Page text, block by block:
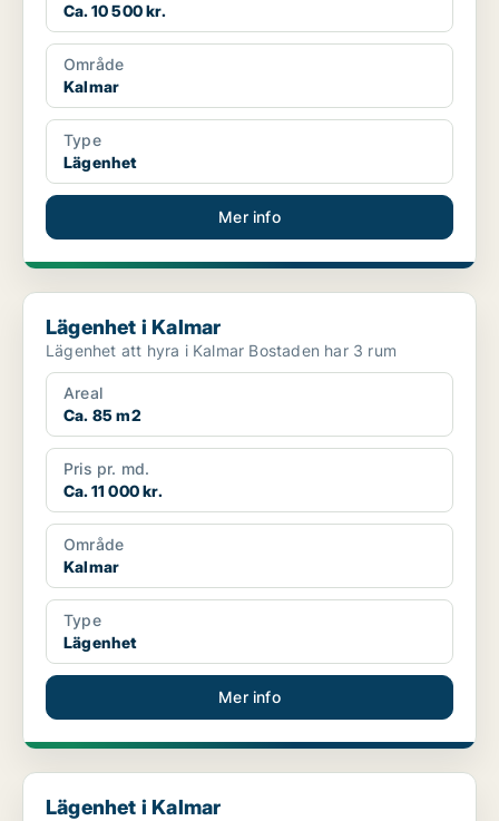
Ca. 10 500 kr.
Område
Kalmar
Type
Lägenhet
Mer info
Lägenhet i Kalmar
Lägenhet i Kalmar
Lägenhet att hyra i Kalmar Bostaden har 3 rum
Areal
Ca. 85 m2
Pris pr. md.
Ca. 11 000 kr.
Område
Kalmar
Type
Lägenhet
Mer info
Lägenhet i Kalmar
Lägenhet i Kalmar